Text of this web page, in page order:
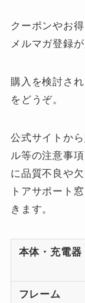
クーポンやお
メルマガ登録が
購入を検討さ
をどうぞ。
公式サイトか
ル等の注意事
に品質不良や
トアサポート
きます。
本体・充電器
フレーム